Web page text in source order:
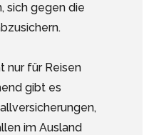
sich gegen die
nur für Reisen
gibt es
im Ausland